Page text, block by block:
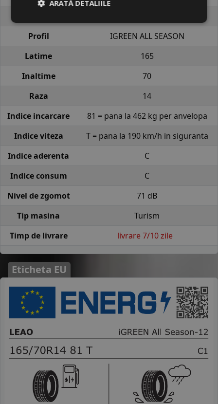
Profil
IGREEN ALL SEASON
Latime
165
Inaltime
70
Raza
14
Indice incarcare
81 = pana la 462 kg per anvelopa
Indice viteza
T = pana la 190 km/h in siguranta
Indice aderenta
C
Indice consum
C
Nivel de zgomot
71 dB
Tip masina
Turism
Timp de livrare
livrare 7/10 zile
Eticheta EU
ARATĂ DETALIILE